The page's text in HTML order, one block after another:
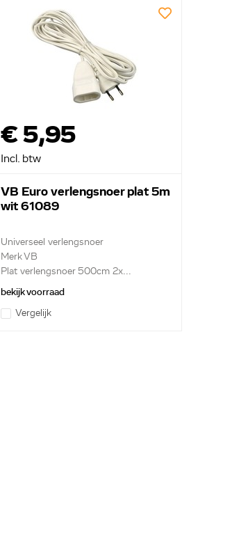
€ 5,95
Incl. btw
VB Euro verlengsnoer plat 5m
wit 61089
Universeel verlengsnoer
Merk VB
Plat verlengsnoer 500cm 2x...
bekijk voorraad
Vergelijk